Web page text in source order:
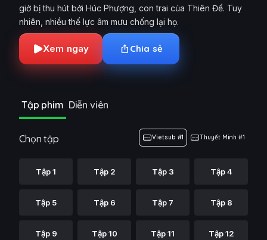
giờ bị thu hút bởi Húc Phượng, con trai của Thiên Đế. Tuy
nhiên, nhiều thế lực âm mưu chống lại họ.
Xem ngay Chia sẻ
Tập phim Diễn viên
Chọn tập Vietsub #1 Thuyết Minh #1
Tập 1 Tập 2 Tập 3 Tập 4
Tập 5 Tập 6 Tập 7 Tập 8
Tập 9 Tập 10 Tập 11 Tập 12